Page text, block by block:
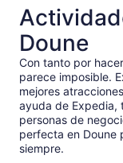
Doune
Con tanto por
parece imposible.
mejores
ayuda de Expedia,
personas de
perfecta en Doune
siempre.